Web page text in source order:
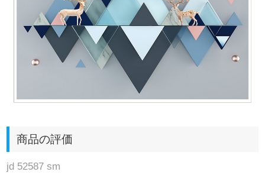
商品の評価
jd 52587 sm